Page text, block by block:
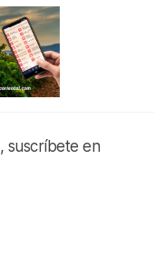
, suscríbete en